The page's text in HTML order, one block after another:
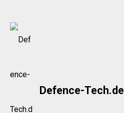
Skip
Defence-Tech.de